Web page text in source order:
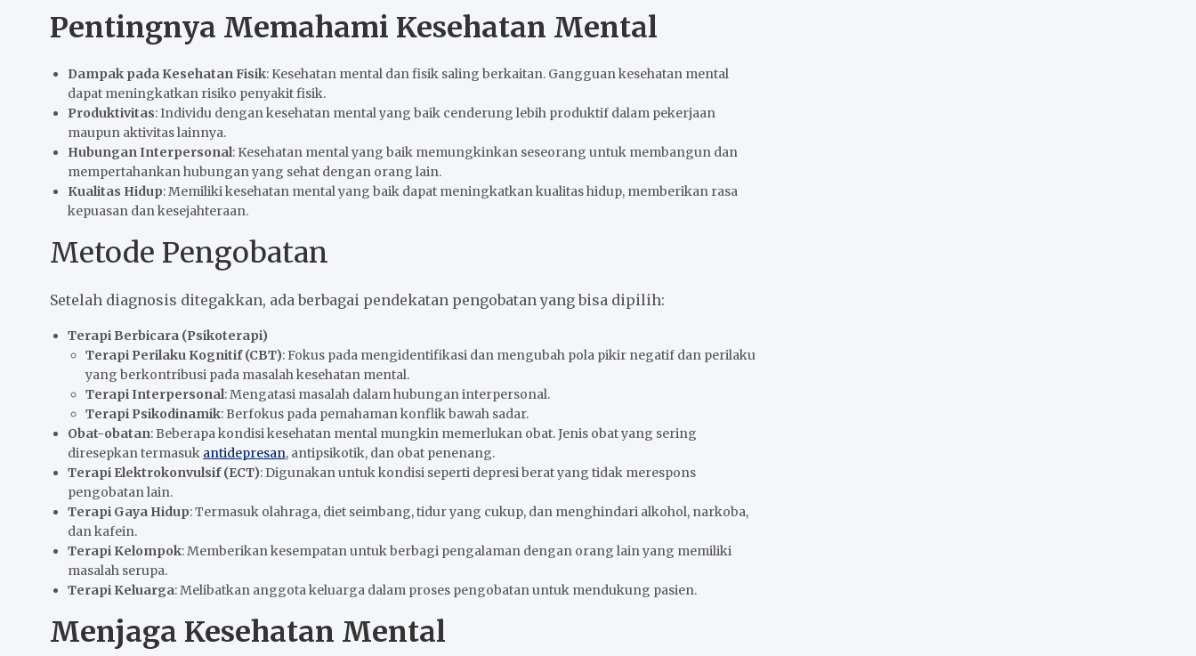
Pentingnya Memahami Kesehatan Mental
Dampak pada Kesehatan Fisik: Kesehatan mental dan fisik saling berkaitan. Gangguan kesehatan mental
dapat meningkatkan risiko penyakit fisik.
Produktivitas: Individu dengan kesehatan mental yang baik cenderung lebih produktif dalam pekerjaan
maupun aktivitas lainnya.
Hubungan Interpersonal: Kesehatan mental yang baik memungkinkan seseorang untuk membangun dan
mempertahankan hubungan yang sehat dengan orang lain.
Kualitas Hidup: Memiliki kesehatan mental yang baik dapat meningkatkan kualitas hidup, memberikan rasa
kepuasan dan kesejahteraan.
Metode Pengobatan
Setelah diagnosis ditegakkan, ada berbagai pendekatan pengobatan yang bisa dipilih:
Terapi Berbicara (Psikoterapi)
Terapi Perilaku Kognitif (CBT): Fokus pada mengidentifikasi dan mengubah pola pikir negatif dan perilaku
yang berkontribusi pada masalah kesehatan mental.
Terapi Interpersonal: Mengatasi masalah dalam hubungan interpersonal.
Terapi Psikodinamik: Berfokus pada pemahaman konflik bawah sadar.
Obat-obatan: Beberapa kondisi kesehatan mental mungkin memerlukan obat. Jenis obat yang sering
diresepkan termasuk antidepresan, antipsikotik, dan obat penenang.
Terapi Elektrokonvulsif (ECT): Digunakan untuk kondisi seperti depresi berat yang tidak merespons
pengobatan lain.
Terapi Gaya Hidup: Termasuk olahraga, diet seimbang, tidur yang cukup, dan menghindari alkohol, narkoba,
dan kafein.
Terapi Kelompok: Memberikan kesempatan untuk berbagi pengalaman dengan orang lain yang memiliki
masalah serupa.
Terapi Keluarga: Melibatkan anggota keluarga dalam proses pengobatan untuk mendukung pasien.
Menjaga Kesehatan Mental